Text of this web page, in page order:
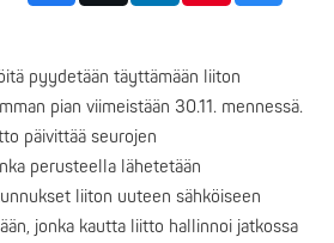
pyydetään täyttämään liiton
pian viimeistään 30.11. mennessä.
päivittää seurojen
perusteella lähetetään
liiton uuteen sähköiseen
jonka kautta liitto hallinnoi jatkossa